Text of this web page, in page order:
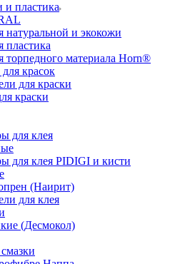
и пластика
натуральной и экокожи
пластика
торпедного материала Horn®
красок
для краски
краски
для клея
для клея PIDIGI и кисти
(Наирит)
для клея
(Десмокол)